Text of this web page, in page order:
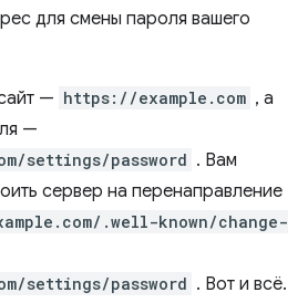
для смены пароля вашего
— https://example.com , а
—
settings/password . Вам
сервер на перенаправление
.well-known/change-
settings/password . Вот и всё.